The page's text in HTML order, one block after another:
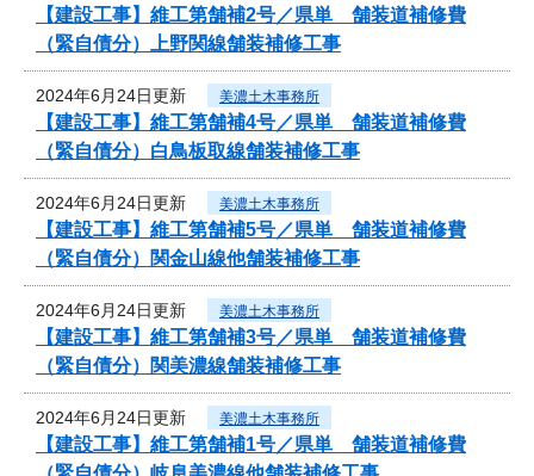
【建設工事】維工第舗補2号／県単 舗装道補修費
（緊自債分）上野関線舗装補修工事
2024年6月24日更新 美濃土木事務所
【建設工事】維工第舗補4号／県単 舗装道補修費
（緊自債分）白鳥板取線舗装補修工事
2024年6月24日更新 美濃土木事務所
【建設工事】維工第舗補5号／県単 舗装道補修費
（緊自債分）関金山線他舗装補修工事
2024年6月24日更新 美濃土木事務所
【建設工事】維工第舗補3号／県単 舗装道補修費
（緊自債分）関美濃線舗装補修工事
2024年6月24日更新 美濃土木事務所
【建設工事】維工第舗補1号／県単 舗装道補修費